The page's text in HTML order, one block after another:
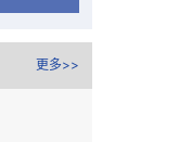
更多>>